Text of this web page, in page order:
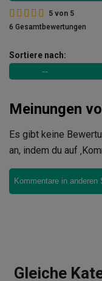
5 von 5
6 Gesamtbewertungen
Sortiere nach:
Meinungen
Es gibt keine
an, indem du auf
Kommentare in anderen
Gleiche